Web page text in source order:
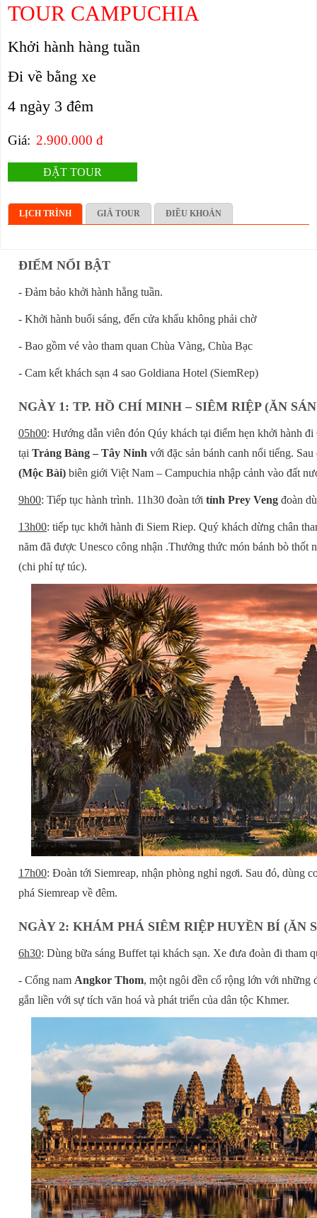
TOUR CAMPUCHIA
Khởi hành hàng tuần
Đi về bằng xe
4 ngày 3 đêm
Giá: 2.900.000 đ
ĐẶT TOUR
LỊCH TRÌNH GIÁ TOUR ĐIỀU KHOẢN
ĐIỂM NỔI BẬT
- Đảm bảo khởi hành hằng tuần.
- Khởi hành buổi sáng, đến cửa khẩu không phải chờ
- Bao gồm vé vào tham quan Chùa Vàng, Chùa Bạc
- Cam kết khách sạn 4 sao Goldiana Hotel (SiemRep)
NGÀY 1: TP. HỒ CHÍ MINH – SIÊM RIỆP (ĂN
05h00: Hướng dẫn viên đón Qúy khách tại điểm hẹn khởi hành
tại Trảng Bàng – Tây Ninh với đặc sản bánh canh nổi tiếng.
(Mộc Bài) biên giới Việt Nam – Campuchia nhập cảnh vào đất
9h00: Tiếp tục hành trình. 11h30 đoàn tới tỉnh Prey Veng đoàn
13h00: tiếp tục khởi hành đi Siem Riep. Quý khách dừng chân
năm đã được Unesco công nhận .Thưởng thức món bánh bò thốt
(chi phí tự túc).
17h00: Đoàn tới Siemreap, nhận phòng nghỉ ngơi. Sau đó, dùng
phá Siemreap về đêm.
NGÀY 2: KHÁM PHÁ SIÊM RIỆP HUYỀN BÍ (ĂN
6h30: Dùng bữa sáng Buffet tại khách sạn. Xe đưa đoàn đi tham
- Cổng nam Angkor Thom, một ngôi đền cổ rộng lớn với những
gắn liền với sự tích văn hoá và phát triển của dân tộc Khmer.